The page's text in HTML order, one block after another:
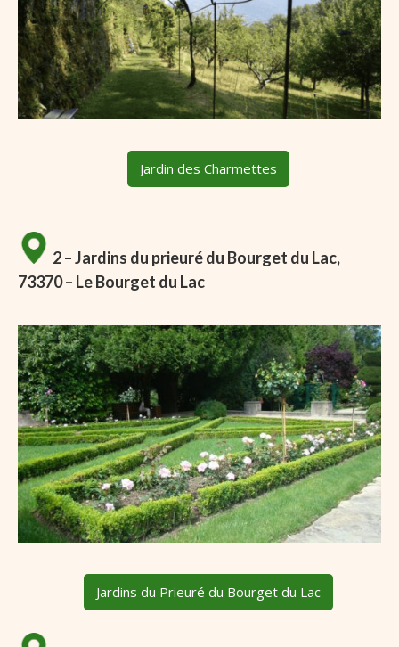
Jardin des Charmettes
2 – Jardins du prieuré du Bourget du Lac,
73370 – Le Bourget du Lac
Jardins du Prieuré du Bourget du Lac